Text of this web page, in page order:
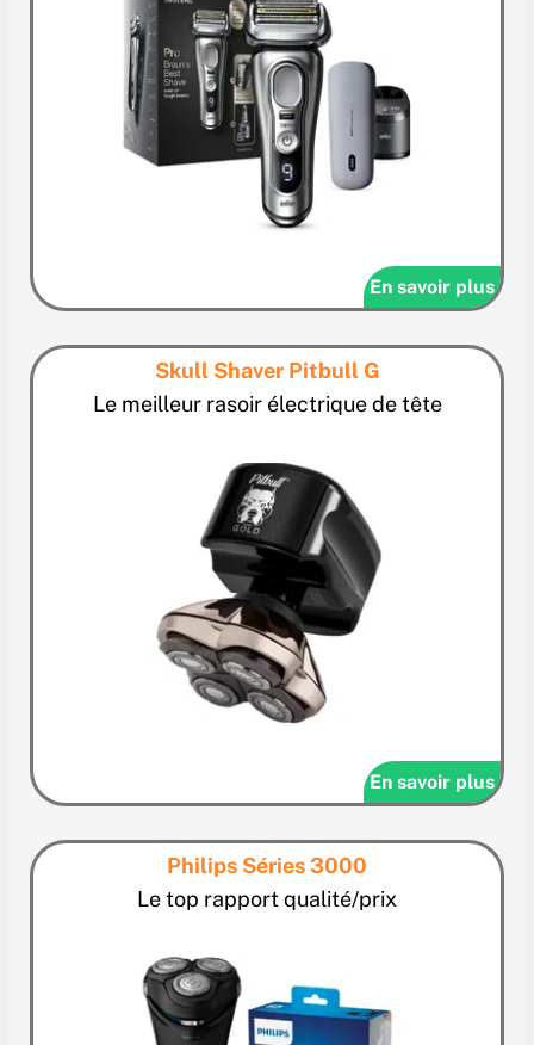
En savoir plus
Skull Shaver Pitbull G
Le meilleur rasoir électrique de tête
En savoir plus
Philips Séries 3000
Le top rapport qualité/prix